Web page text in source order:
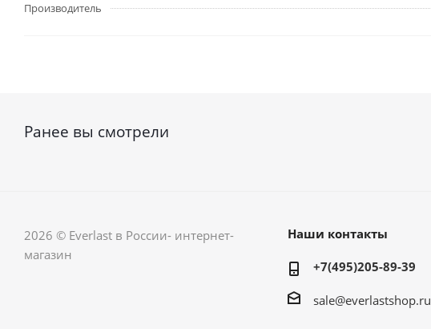
Производитель
Ранее вы смотрели
2026 © Everlast в России- интернет-
магазин
Наши контакты
+7(495)205-89-39
sale@everlastshop.ru